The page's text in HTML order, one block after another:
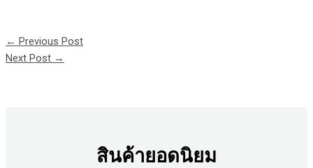
← Previous Post
Next Post →
สินค้ายอดนิยม